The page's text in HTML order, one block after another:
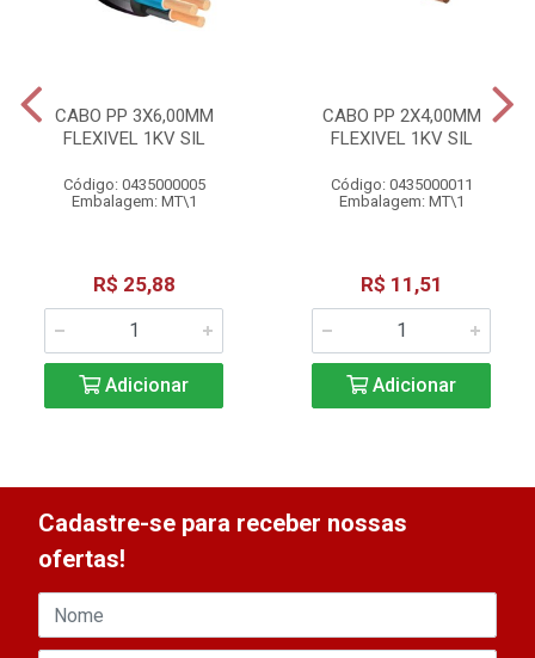
CABO PP 3X6,00MM
FLEXIVEL 1KV SIL
Código: 0435000005
Embalagem: MT\1
R$ 25,88
Adicionar
CABO PP 2X4,00MM
FLEXIVEL 1KV SIL
Código: 0435000011
Embalagem: MT\1
R$ 11,51
Adicionar
Cadastre-se para receber nossas
ofertas!